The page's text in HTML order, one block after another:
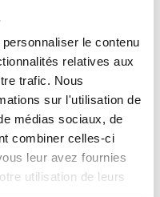
le contenu
relatives aux
trafic. Nous
sur l'utilisation de
médias sociaux, de
combiner celles-ci
leur avez fournies
utilisation de leurs